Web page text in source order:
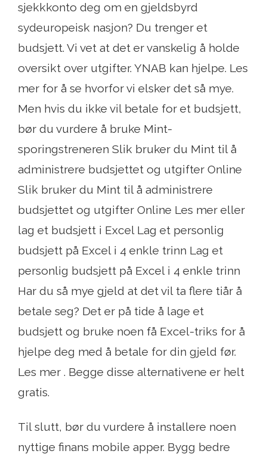
sjekkkonto deg om en gjeldsbyrd
sydeuropeisk nasjon? Du trenger et
budsjett. Vi vet at det er vanskelig å holde
oversikt over utgifter. YNAB kan hjelpe. Les
mer for å se hvorfor vi elsker det så mye.
Men hvis du ikke vil betale for et budsjett,
bør du vurdere å bruke Mint-
sporingstreneren Slik bruker du Mint til å
administrere budsjettet og utgifter Online
Slik bruker du Mint til å administrere
budsjettet og utgifter Online Les mer eller
lag et budsjett i Excel Lag et personlig
budsjett på Excel i 4 enkle trinn Lag et
personlig budsjett på Excel i 4 enkle trinn
Har du så mye gjeld at det vil ta flere tiår å
betale seg? Det er på tide å lage et
budsjett og bruke noen få Excel-triks for å
hjelpe deg med å betale for din gjeld før.
Les mer . Begge disse alternativene er helt
gratis.
Til slutt, bør du vurdere å installere noen
nyttige finans mobile apper. Bygg bedre